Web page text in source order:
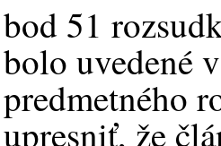
bod 51
bolo uvedené
predmetného
upresniť, že